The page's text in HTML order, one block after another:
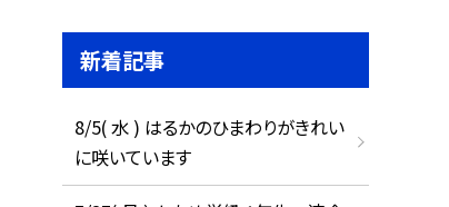
新着記事
8/5( 水 ) はるかのひまわりがきれい
に咲いています